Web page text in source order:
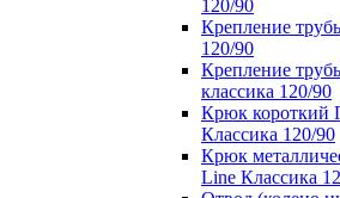
120/90
Крепление
120/90
Крепление
классика 120/90
Крюк короткий
Классика 120/90
Крюк
Line Классика